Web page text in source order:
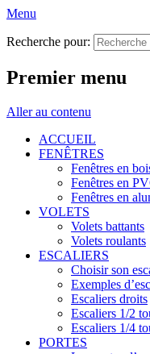
Menu
Recherche pour:
Premier menu
Aller au contenu
ACCUEIL
FENÊTRES
Fenêtres en
Fenêtres en
Fenêtres en
VOLETS
Volets battants
Volets roulants
ESCALIERS
Choisir son
Exemples
Escaliers droits
Escaliers 1/2
Escaliers 1/4
PORTES